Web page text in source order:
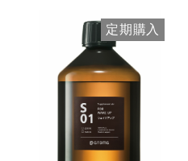
定期購入